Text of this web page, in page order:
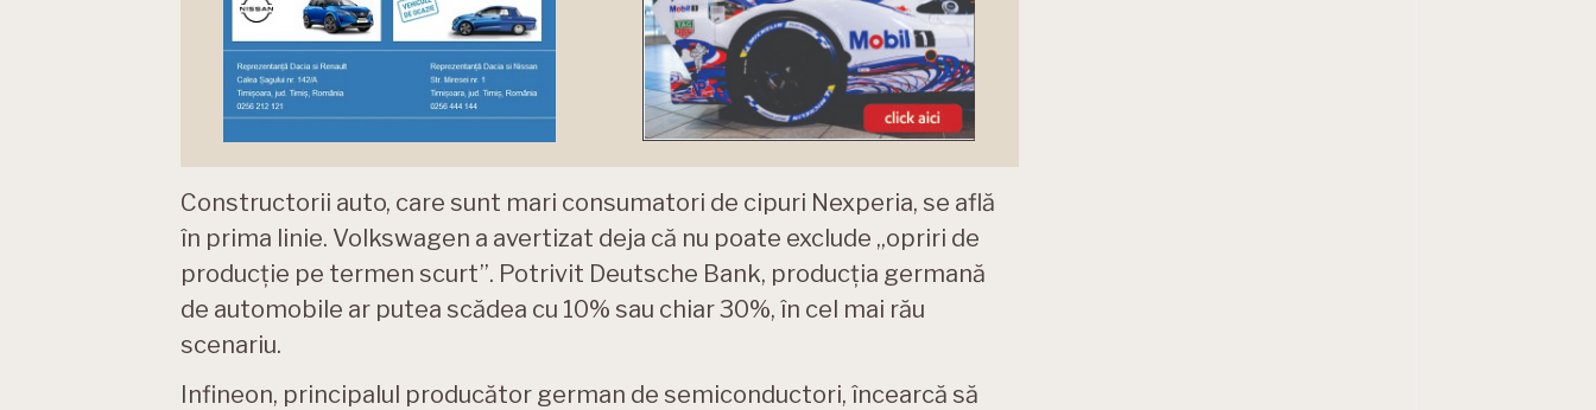
Constructorii auto, care sunt mari consumatori de cipuri Nexperia, se află
în prima linie. Volkswagen a avertizat deja că nu poate exclude „opriri de
producție pe termen scurt”. Potrivit Deutsche Bank, producția germană
de automobile ar putea scădea cu 10% sau chiar 30%, în cel mai rău
scenariu.
Infineon, principalul producător german de semiconductori, încearcă să